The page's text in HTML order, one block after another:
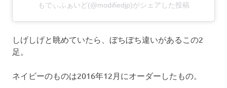
もでぃふぁいど(@modifiedjp)がシェアした投稿
しげしげと眺めていたら、ぼちぼち違いがあるこの2
足。
ネイビーのものは2016年12月にオーダーしたもの。